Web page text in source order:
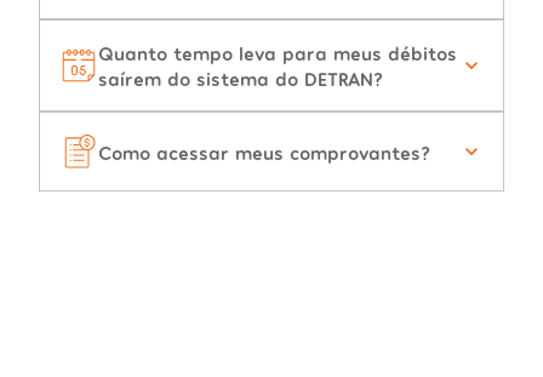
Quanto tempo leva para meus débitos
saírem do sistema do DETRAN?
Como acessar meus comprovantes?